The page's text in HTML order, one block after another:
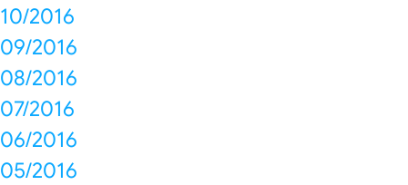
10/2016
09/2016
08/2016
07/2016
06/2016
05/2016